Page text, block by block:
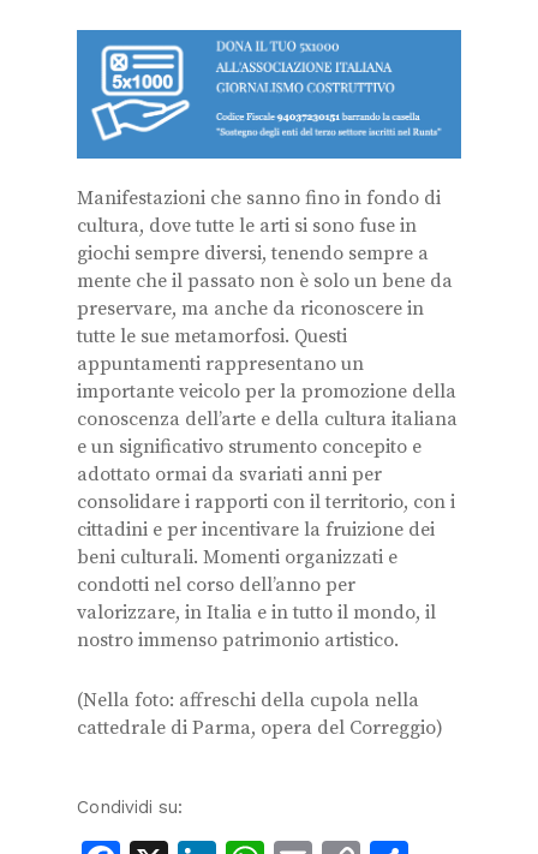
Manifestazioni che sanno fino in fondo di
cultura, dove tutte le arti si sono fuse in
giochi sempre diversi, tenendo sempre a
mente che il passato non è solo un bene da
preservare, ma anche da riconoscere in
tutte le sue metamorfosi. Questi
appuntamenti rappresentano un
importante veicolo per la promozione della
conoscenza dell’arte e della cultura italiana
e un significativo strumento concepito e
adottato ormai da svariati anni per
consolidare i rapporti con il territorio, con i
cittadini e per incentivare la fruizione dei
beni culturali. Momenti organizzati e
condotti nel corso dell’anno per
valorizzare, in Italia e in tutto il mondo, il
nostro immenso patrimonio artistico.
(Nella foto: affreschi della cupola nella
cattedrale di Parma, opera del Correggio)
Condividi su: